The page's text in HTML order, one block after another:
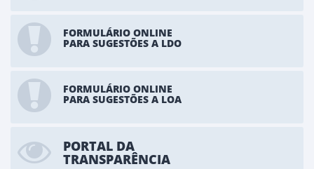
FORMULÁRIO ONLINE
PARA SUGESTÕES A LDO
FORMULÁRIO ONLINE
PARA SUGESTÕES A LOA
PORTAL DA
TRANSPARÊNCIA